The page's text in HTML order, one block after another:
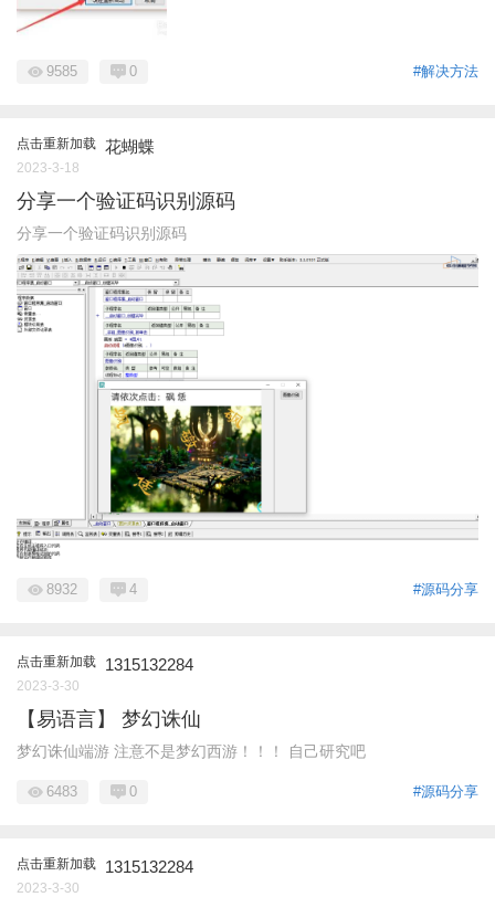
#解决方法
9585 0
点击重新加载 花蝴蝶
2023-3-18
分享一个验证码识别源码
分享一个验证码识别源码
#源码分享
8932 4
点击重新加载 1315132284
2023-3-30
【易语言】 梦幻诛仙
梦幻诛仙端游 注意不是梦幻西游！！！ 自己研究吧
#源码分享
6483 0
点击重新加载 1315132284
2023-3-30